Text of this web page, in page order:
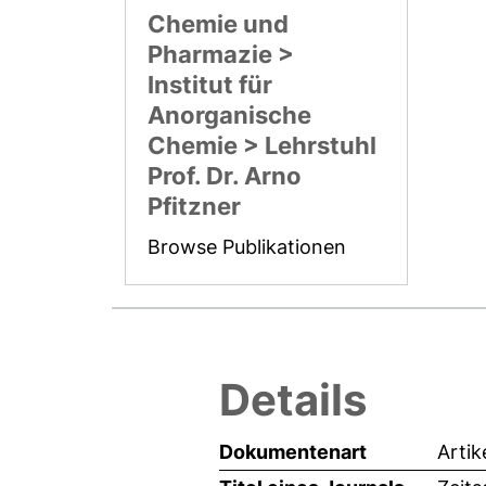
Chemie und
Pharmazie >
Institut für
Anorganische
Chemie > Lehrstuhl
Prof. Dr. Arno
Pfitzner
Browse Publikationen
Details
Dokumentenart